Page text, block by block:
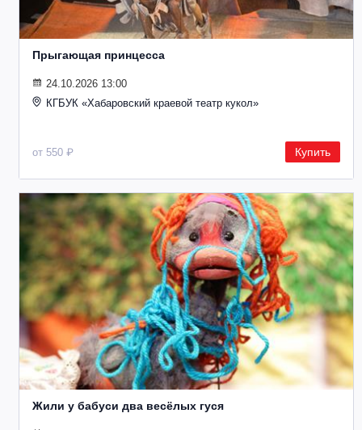
Прыгающая принцесса
24.10.2026 13:00
КГБУК «Хабаровский краевой театр кукол»
от 550 ₽ Купить
Жили у бабуси два весёлых гуся